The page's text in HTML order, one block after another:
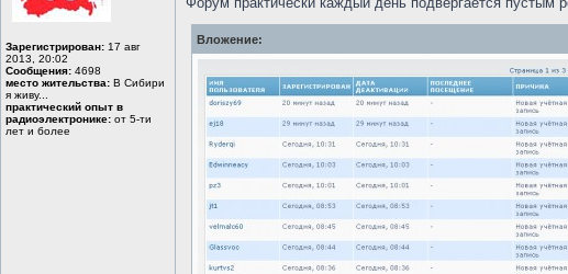
Зарегистрирован: 17 авг
2013, 20:02
Сообщения: 4698
место жительства: В Сибири
я живу...
практический опыт в
радиоэлектронике: от 5-ти
лет и более
Вложение: